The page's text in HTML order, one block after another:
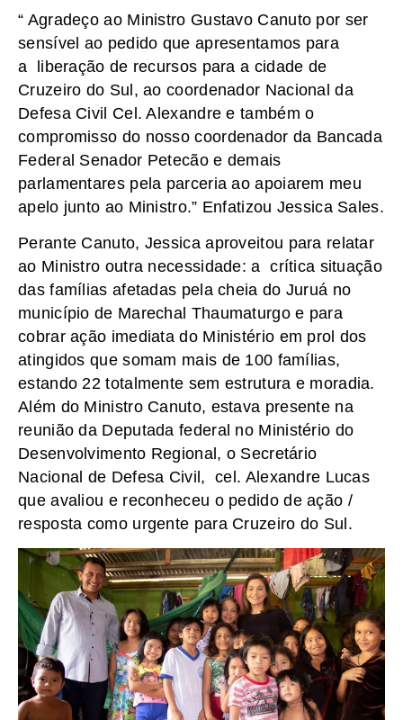
“ Agradeço ao Ministro Gustavo Canuto por ser
sensível ao pedido que apresentamos para
a liberação de recursos para a cidade de
Cruzeiro do Sul, ao coordenador Nacional da
Defesa Civil Cel. Alexandre e também o
compromisso do nosso coordenador da Bancada
Federal Senador Petecão e demais
parlamentares pela parceria ao apoiarem meu
apelo junto ao Ministro.” Enfatizou Jessica Sales.
Perante Canuto, Jessica aproveitou para relatar
ao Ministro outra necessidade: a crítica situação
das famílias afetadas pela cheia do Juruá no
município de Marechal Thaumaturgo e para
cobrar ação imediata do Ministério em prol dos
atingidos que somam mais de 100 famílias,
estando 22 totalmente sem estrutura e moradia.
Além do Ministro Canuto, estava presente na
reunião da Deputada federal no Ministério do
Desenvolvimento Regional, o Secretário
Nacional de Defesa Civil, cel. Alexandre Lucas
que avaliou e reconheceu o pedido de ação /
resposta como urgente para Cruzeiro do Sul.